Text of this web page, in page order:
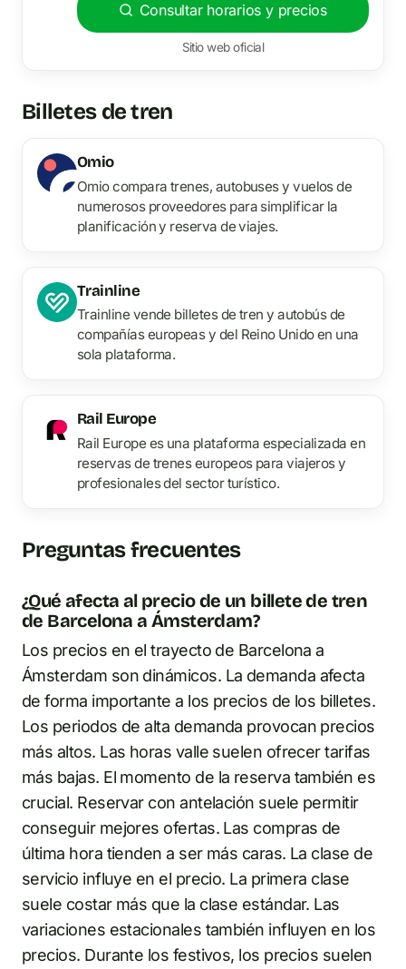
Consultar horarios y precios
Sitio web oficial
Billetes de tren
Omio
Omio compara trenes, autobuses y vuelos de
numerosos proveedores para simplificar la
planificación y reserva de viajes.
Trainline
Trainline vende billetes de tren y autobús de
compañías europeas y del Reino Unido en una
sola plataforma.
Rail Europe
Rail Europe es una plataforma especializada en
reservas de trenes europeos para viajeros y
profesionales del sector turístico.
Preguntas frecuentes
¿Qué afecta al precio de un billete de tren
de Barcelona a Ámsterdam?
Los precios en el trayecto de Barcelona a
Ámsterdam son dinámicos. La demanda afecta
de forma importante a los precios de los billetes.
Los periodos de alta demanda provocan precios
más altos. Las horas valle suelen ofrecer tarifas
más bajas. El momento de la reserva también es
crucial. Reservar con antelación suele permitir
conseguir mejores ofertas. Las compras de
última hora tienden a ser más caras. La clase de
servicio influye en el precio. La primera clase
suele costar más que la clase estándar. Las
variaciones estacionales también influyen en los
precios. Durante los festivos, los precios suelen